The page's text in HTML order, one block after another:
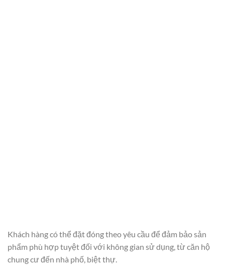
Khách hàng có thể đặt đóng theo yêu cầu để đảm bảo sản
phẩm phù hợp tuyệt đối với không gian sử dụng, từ căn hộ
chung cư đến nhà phố, biệt thự.